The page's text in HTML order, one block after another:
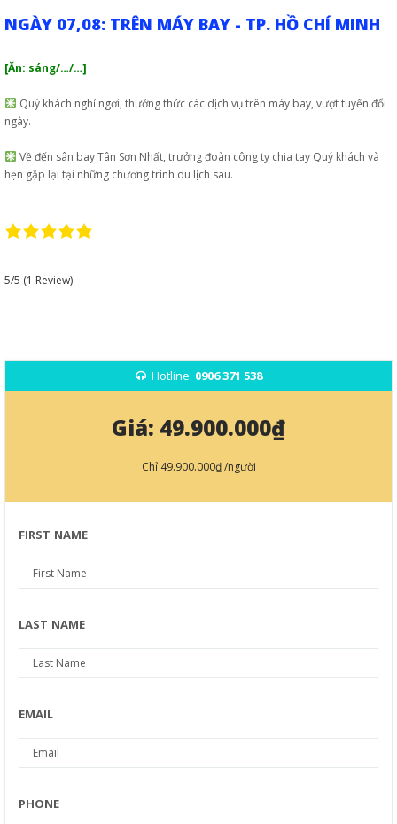
NGÀY 07,08: TRÊN MÁY BAY - TP. HỒ CHÍ MINH
[Ăn: sáng/…/…]
Quý khách nghỉ ngơi, thưởng thức các dịch vụ trên máy bay, vượt tuyến đổi
ngày.
Về đến sân bay Tân Sơn Nhất, trưởng đoàn công ty chia tay Quý khách và
hẹn gặp lại tại những chương trình du lịch sau.
5/5 (1 Review)
Hotline: 0906 371 538
Giá: 49.900.000₫
Chỉ 49.900.000₫/người
FIRST NAME
LAST NAME
EMAIL
PHONE